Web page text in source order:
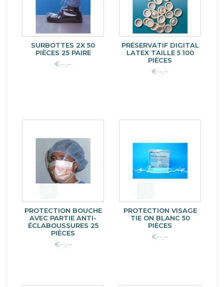
SURBOTTES 2X 50
PIÈCES 25 PAIRE
€--,--
PRÉSERVATIF DIGITAL
LATEX TAILLE 5 100
PIÈCES
€--,--
PROTECTION BOUCHE
AVEC PARTIE ANTI-
ÉCLABOUSSURES 25
PIÈCES
€--,--
PROTECTION VISAGE
TIE ON BLANC 50
PIÈCES
€--,--